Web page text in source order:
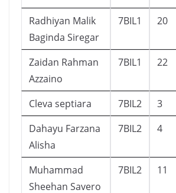
Radhiyan Malik
Baginda Siregar
7BIL1 20
Zaidan Rahman
Azzaino
7BIL1 22
Cleva septiara
7BIL2 3
Dahayu Farzana
Alisha
7BIL2 4
Muhammad
Sheehan Savero
7BIL2 11